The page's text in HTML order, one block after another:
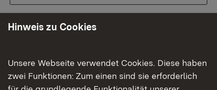
Hinweis zu Cookies
Unsere Webseite verwendet Cookies. Diese haben
zwei Funktionen: Zum einen sind sie erforderlich